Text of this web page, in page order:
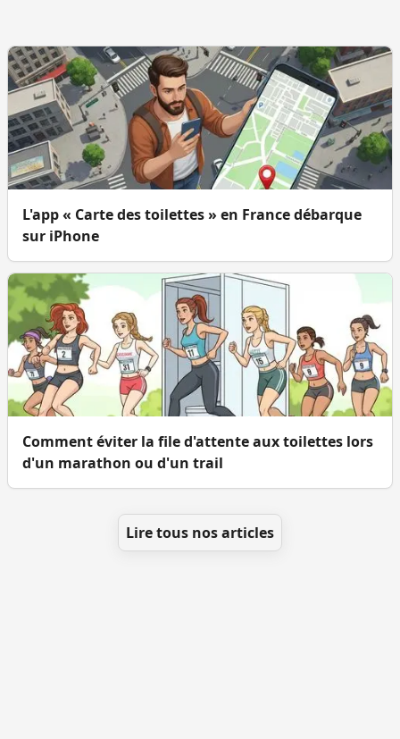
L'app « Carte des toilettes » en France débarque
sur iPhone
Comment éviter la file d'attente aux toilettes lors
d'un marathon ou d'un trail
Lire tous nos articles